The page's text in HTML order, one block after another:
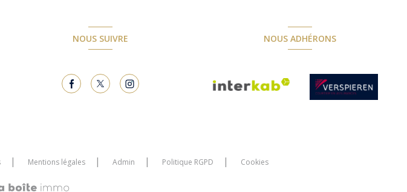
NOUS SUIVRE NOUS ADHÉRONS
Mentions légales Admin Politique RGPD Cookies